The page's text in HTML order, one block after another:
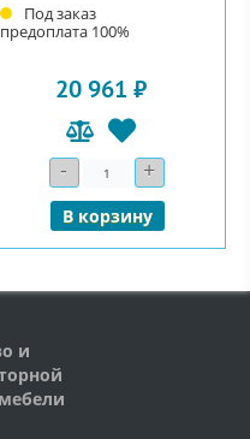
Под заказ
предоплата 100%
20 961 ₽
- Количество+
В корзину
и